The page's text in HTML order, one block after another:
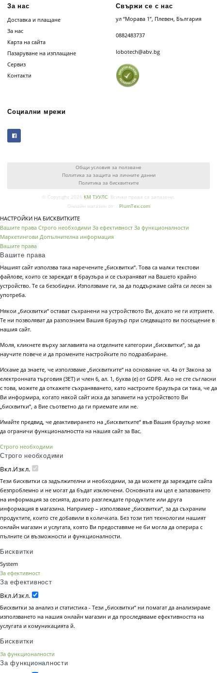
За нас
Доставка и плащане
За нас
Карта на сайта
Пазаруване на изплащане
Сервиз
Контакти
Свържи се с нас
ул “Морава 1”, Плевен, България
0882483737
lobotech@abv.bg
Социални мрежи
Общи условия за ползване
Политика за защита на личните данни
Политика за бисквитките
© Copyright 2026 КМ ТУУЛС. Всички права са запазени.
Онлайн магазин от:
PlumTex.com
НАСТРОЙКИ НА БИСКВИТКИТЕ
Вашите права Строго необходими За ефективност За функционалности
Маркетингови Допълнителна информация
Вашите права
Вашите права
Нашият сайт използва така наречените „бисквитки“. Това са малки текстови
файлове, които се зареждат в браузъра и се съхраняват на Вашето крайно
устройство. Те са безобидни. Използваме ги, за да поддържаме сайта си лесен за
употреба.
Някои „бисквитки“ остават съхранени на устройството Ви, докато не ги изтриете.
Те ни позволяват да разпознаем Вашия браузър при следващото ви посещение в
нашия сайт.
Моля, кликнете върху заглавията на отделните категории „бисквитки“, за да
научите повече и да промените настройките по подразбиране.
Искаме да знаете, че използваме „бисквитките“ на основание чл. 4а от Закона за
електронната търговия (ЗЕТ) и член 6, ал. 1, буква (е) от GDPR. Ако не сте съгласни
с това, можете да откажете съхраняването, като настроите браузъра си така, че да
Ви информира, когато някой сайт иска да запамети на устройството Ви
„бисквитки“, а Вие съответно да ги приемате или не.
Имайте предвид, че деактивирането на „бисквитките“ във Вашия браузър може
да ограничи функционалността на нашия сайт за Вас.
Строго необходими
Строго необходими
Вкл.Изкл.
Тези бисквитки са задължителни и необходими, за да можете да зареждате сайта
безпроблемно и не могат да бъдат изключени. Основната им цел е запазването
на информация за сесията, докато разглеждате продуктите или друга
информация в магазина. Например – използваме „бисквитки“, за да съхраним
продуктите, които сте добавили в количката. Без този тип технологии нашият
онлайн магазин и услугата, която Ви предоставяме не би могла да оперира с
пълните си възможности и функционалности.
Бисквитки
System
За ефективност
За ефективност
Вкл.Изкл.
Бисквитки за анализ и статистика - Тези „бисквитки“ ни помагат да анализираме
използването на нашия онлайн магазин и да проследяваме ефективността на
услугата и комуникацията й.
Бисквитки
За функционалности
За функционалности